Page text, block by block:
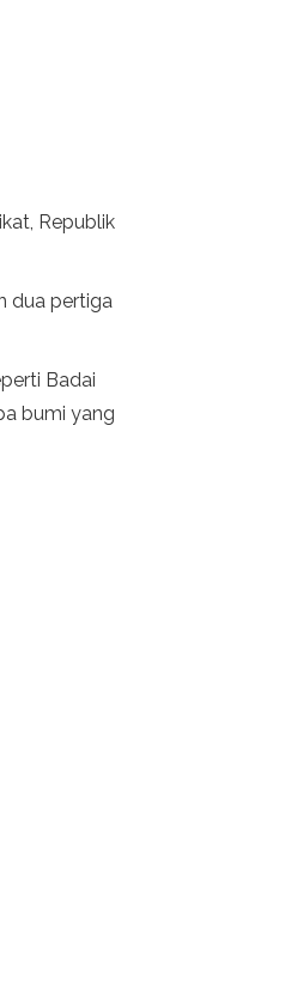
Republik
dua pertiga
Badai
bumi yang